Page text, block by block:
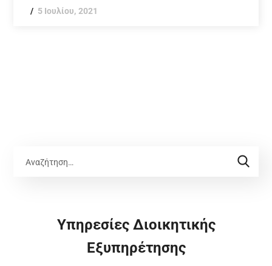
5 Ιουλίου, 2021
Υπηρεσίες Διοικητικής
Εξυπηρέτησης